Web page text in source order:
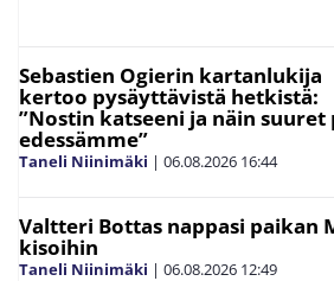
Sebastien Ogierin kartanlukija
kertoo pysäyttävistä hetkistä:
”Nostin katseeni ja näin suuret
edessämme”
Taneli Niinimäki | 06.08.2026 16:44
Valtteri Bottas nappasi paikan
kisoihin
Taneli Niinimäki | 06.08.2026 12:49